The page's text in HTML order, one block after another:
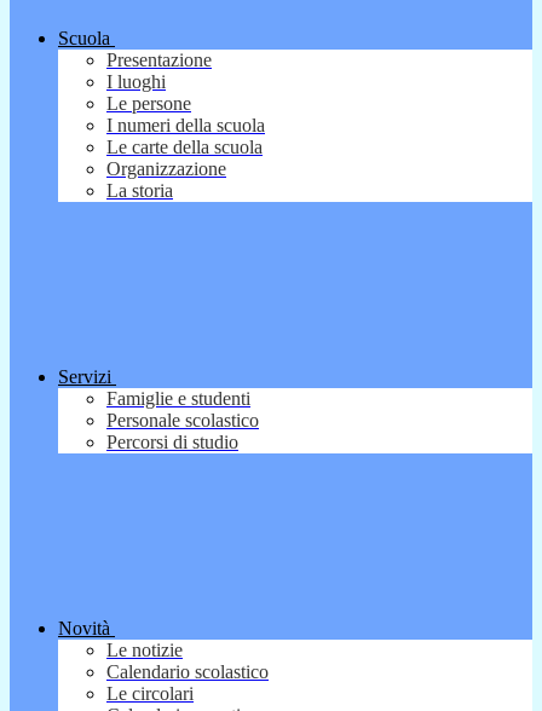
Scuola
Presentazione
I luoghi
Le persone
I numeri della scuola
Le carte della scuola
Organizzazione
La storia
Servizi
Famiglie e studenti
Personale scolastico
Percorsi di studio
Novità
Le notizie
Calendario scolastico
Le circolari